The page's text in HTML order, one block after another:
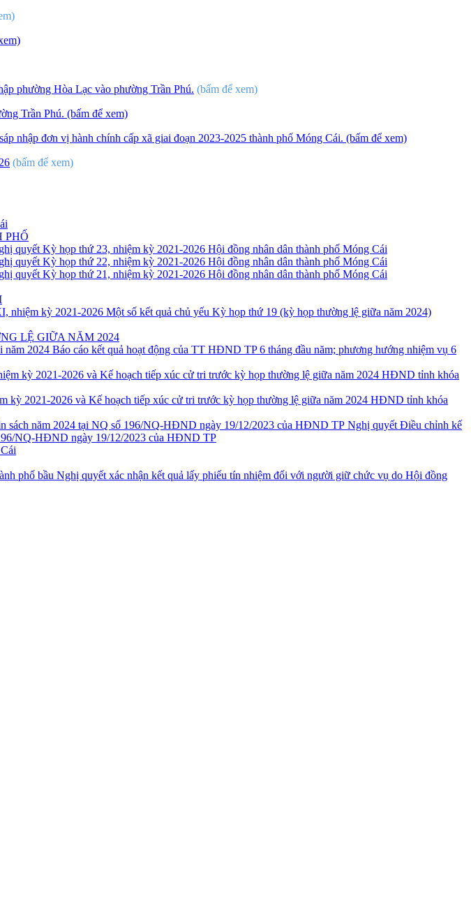
phường Hòa Lạc vào phường Trần Phú. (bấm để xem)
Trần Phú. (bấm để xem)
nhập đơn vị hành chính cấp xã giai đoạn 2023-2025 thành phố Móng Cái. (bấm để xem)
(bấm để xem)
PHỐ
quyết Kỳ họp thứ 23, nhiệm kỳ 2021-2026 Hội đồng nhân dân thành phố Móng Cái
quyết Kỳ họp thứ 22, nhiệm kỳ 2021-2026 Hội đồng nhân dân thành phố Móng Cái
quyết Kỳ họp thứ 21, nhiệm kỳ 2021-2026 Hội đồng nhân dân thành phố Móng Cái
Một số kết quả chủ yếu Kỳ họp thứ 19 (kỳ họp thường lệ giữa năm 2024)
LỆ GIỮA NĂM 2024
Báo cáo kết quả hoạt động của TT HĐND TP 6 tháng đầu năm; phương hướng nhiệm vụ 6
2021-2026 và Kế hoạch tiếp xúc cử tri trước kỳ họp thường lệ giữa năm 2024 HĐND tỉnh khóa
Nghị quyết Điều chỉnh kế
NQ-HĐND ngày 19/12/2023 của HĐND TP
Nghị quyết xác nhận kết quả lấy phiếu tín nhiệm đối với người giữ chức vụ do Hội đồng